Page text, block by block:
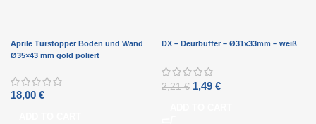
Aprile Türstopper Boden und Wand
Ø35×43 mm gold poliert
18,00 €
DX – Deurbuffer – Ø31x33mm – weiß
2,21€ 1,49 €